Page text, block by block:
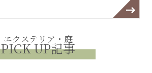
エクステリア・庭
PICK UP記事